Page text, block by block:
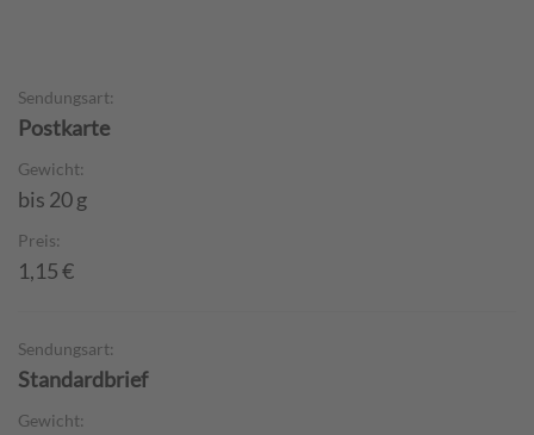
Sendungsart:
Postkarte
Gewicht:
bis 20 g
Preis:
1,15 €
Sendungsart:
Standardbrief
Gewicht: